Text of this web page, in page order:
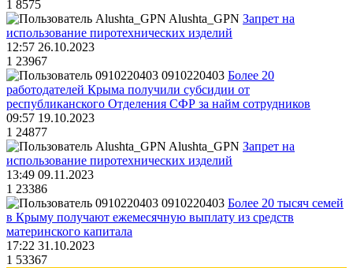
1 8575
Alushta_GPN Запрет на
использование пиротехнических изделий
12:57 26.10.2023
1 23967
0910220403 Более 20
работодателей Крыма получили субсидии от
республиканского Отделения СФР за найм сотрудников
09:57 19.10.2023
1 24877
Alushta_GPN Запрет на
использование пиротехнических изделий
13:49 09.11.2023
1 23386
0910220403 Более 20 тысяч семей
в Крыму получают ежемесячную выплату из средств
материнского капитала
17:22 31.10.2023
1 53367